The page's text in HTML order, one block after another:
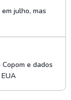
julho, mas
e dados